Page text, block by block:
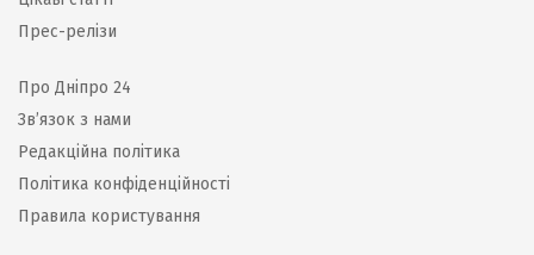
Прес-релізи
Про Дніпро 24
Зв’язок з нами
Редакційна політика
Політика конфіденційності
Правила користування